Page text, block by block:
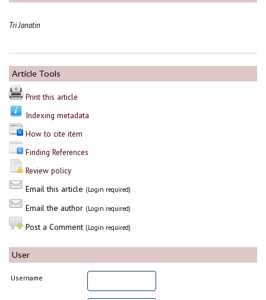
Tri Janatin
Article Tools
Print this article
Indexing metadata
How to cite item
Finding References
Review policy
Email this article (Login required)
Email the author (Login required)
Post a Comment (Login required)
User
Username